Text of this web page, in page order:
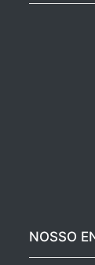
NOSSO